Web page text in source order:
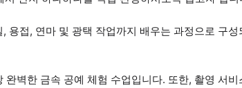
용접, 연마 및 광택 작업까지 배우는 과정으로 구
벽한 금속 공예 체험 수업입니다. 또한, 촬영 서